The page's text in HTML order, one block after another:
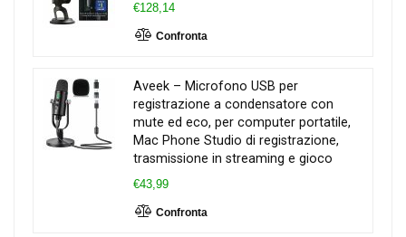
€128,14
Confronta
Aveek – Microfono USB per
registrazione a condensatore con
mute ed eco, per computer portatile,
Mac Phone Studio di registrazione,
trasmissione in streaming e gioco
€43,99
Confronta